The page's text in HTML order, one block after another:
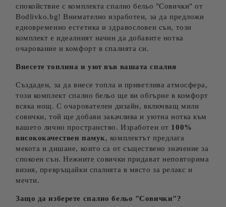
спокойствие с комплекта спално бельо "Совички" от
Bodlivko.bg! Внимателно изработен, за да предложи
едновременно естетика и здравословен сън, този
комплект е идеалният начин да добавите нотка
очарование и комфорт в спалнята си.
Внесете топлина и уют във вашата спалня
Създаден, за да внесе топла и приветлива атмосфера,
този комплект спално бельо ще ви обгърне в комфорт
всяка нощ. С очарователен дизайн, включващ мили
совички, той ще добави закачлива и уютна нотка към
вашето лично пространство. Изработен от 100%
висококачествен памук, комплектът предлага
мекота и дишане, които са от съществено значение за
спокоен сън. Нежните совички придават неповторима
визия, превръщайки спалнята в място за релакс и
мечти.
Защо да изберете спално бельо "Совички"?